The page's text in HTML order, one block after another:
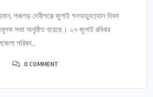
পঞ্চগড় দেবীগঞ্জে জুলাই গনঅভ্যুত্থান দিবস
সভা অনুষ্ঠিত হয়েছে। ২৭ জুলাই রবিবার
পরিষদ...
0 COMMENT